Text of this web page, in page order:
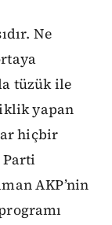
Ne
tüzük ile
yapan
hiçbir
Parti
AKP’nin